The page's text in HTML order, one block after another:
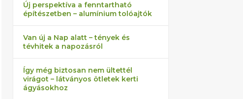
Új perspektíva a fenntartható
építészetben – alumínium tolóajtók
Van új a Nap alatt – tények és
tévhitek a napozásról
Így még biztosan nem ültettél
virágot – látványos ötletek kerti
ágyásokhoz